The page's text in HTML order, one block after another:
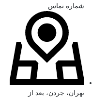
شماره تماس
تهران، جردن، بعد از